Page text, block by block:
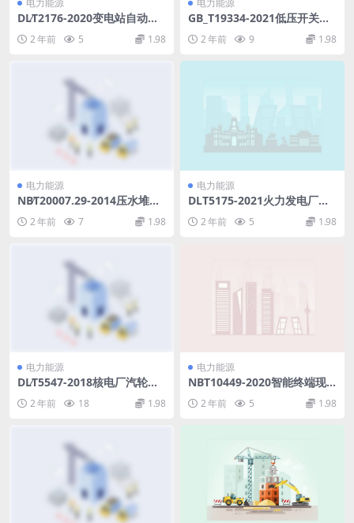
电力能源
DL∕T2176-2020变电站自动化
设备远程运行维护技术规范(6.
94MB)pdf
2 年前 5 1.98
电力能源
GB_T19334-2021低压开关设
备和控制设备的尺寸在开关设
备和控制设备及其附件中作机
2 年前 9 1.98
电力能源
NB∕T20007.29-2014压水堆核
奥氏体-铁素体双相不锈钢ABC
2 年前 7 1.98
电力能源
DLT5175-2021火力发电厂热
计规程(报批版)(2MB)pdf
2 年前 5 1.98
电力能源
DL∕T5547-2018核电厂汽轮发
电机组系统及布置设计规范(1
5.36MB)pdf
2 年前 18 1.98
电力能源
NBT10449-2020智能终端现
场检验规范(14.09MB)pdf
2 年前 5 1.98